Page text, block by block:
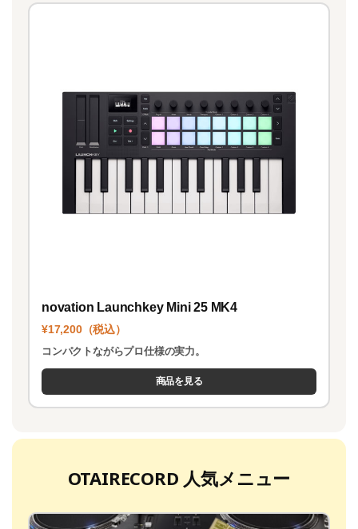
novation Launchkey Mini 25 MK4
¥17,200（税込）
コンパクトながらプロ仕様の実力。
商品を見る
OTAIRECORD 人気メニュー